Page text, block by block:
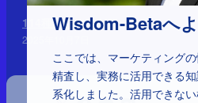
Wisdom-Betaへ
ここでは、マーケティング
精査し、実務に活用できる
系化しました。活用できな
114種類のマーケティング
2025年10月7日